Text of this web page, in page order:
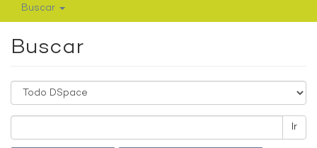
Buscar
Buscar
Ir